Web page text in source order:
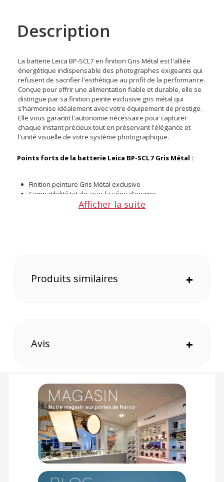
Description
La batterie Leica BP-SCL7 en finition Gris Métal est l'alliée
énergétique indispensable des photographes exigeants qui
refusent de sacrifier l'esthétique au profit de la performance.
Conçue pour offrir une alimentation fiable et durable, elle se
distingue par sa finition peinte exclusive gris métal qui
s'harmonise idéalement avec votre équipement de prestige.
Elle vous garantit l'autonomie nécessaire pour capturer
chaque instant précieux tout en préservant l'élégance et
l'unité visuelle de votre système photographique.
Points forts de la batterie Leica BP-SCL7 Gris Métal :
Finition peinture Gris Métal exclusive
Compatibilité totale avec la série d'origine
Conception légère et haute performance
visuelle impeccable lorsque vous l'insérez dans votre
s'intègre ainsi sans aucun compromis dans votre flux de
travail habituel, que ce soit comme batterie principale ou
Pensée pour répondre aux contraintes du terrain et des
déplacements, la batterie affiche un poids net ultra-contenu
de seulement 82 g. Elle délivre une énergie stable et
performante sans alourdir votre configuration, vous
permettant de rester mobile et réactif.
Caractéristiques de la batterie Leica BP-SCL7 Gris Métal
Marque : Leica
Afficher la suite
Produits similaires +
Avis +